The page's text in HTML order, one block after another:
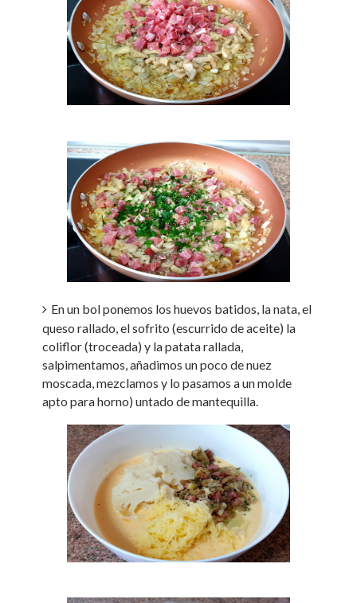
En un bol ponemos los huevos batidos, la nata, el
queso rallado, el sofrito (escurrido de aceite) la
coliflor (troceada) y la patata rallada,
salpimentamos, añadimos un poco de nuez
moscada, mezclamos y lo pasamos a un molde
apto para horno) untado de mantequilla.